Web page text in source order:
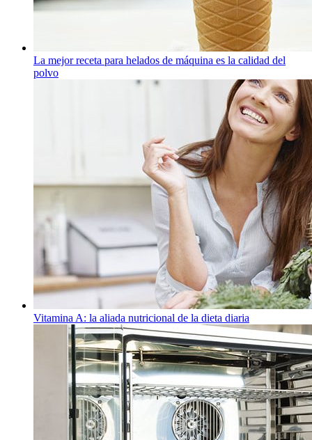
La mejor receta para helados de máquina es la calidad del
polvo
Vitamina A: la aliada nutricional de la dieta diaria